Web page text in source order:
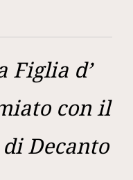
Figlia d’
con il
Decanto